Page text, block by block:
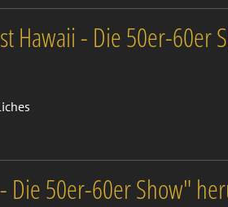
Hawaii - Die 50er-60er
Die 50er-60er Show"